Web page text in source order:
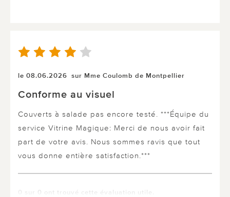
le 08.06.2026 sur Mme Coulomb de Montpellier
Conforme au visuel
Couverts à salade pas encore testé. ***Équipe du
service Vitrine Magique: Merci de nous avoir fait
part de votre avis. Nous sommes ravis que tout
vous donne entière satisfaction.***
0 sur 0 ont trouvé cette évaluation utile.